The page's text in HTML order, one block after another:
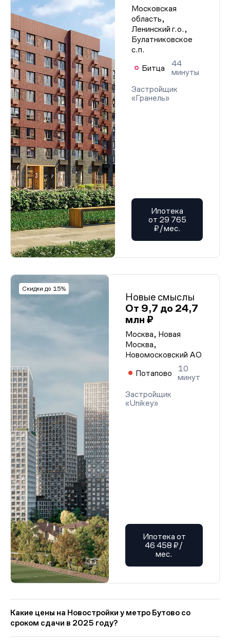
Московская
область,
Ленинский г.о.,
Булатниковское
с.п.
Битца
44
минуты
Застройщик
«Гранель»
Ипотека
от 29 765
₽/мес.
Скидки до 15%
Новые смыслы
От 9,7 до 24,7
млн ₽
Москва, Новая
Москва,
Новомосковский АО
Потапово
10
минут
Застройщик
«Unikey»
Ипотека от
46 458 ₽/
мес.
Какие цены на Новостройки у метро Бутово со
сроком сдачи в 2025 году?